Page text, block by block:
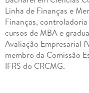
Linha de Finanças e
Finanças,
cursos de MBA e
Avaliação Empresarial
membro da Comissão
IFRS do CRCMG.